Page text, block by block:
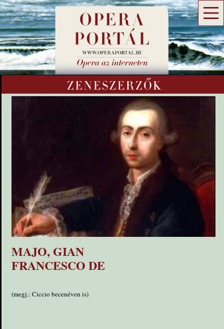
MAJO, GIAN
FRANCESCO DE
(megj.: Ciccio becenéven is)